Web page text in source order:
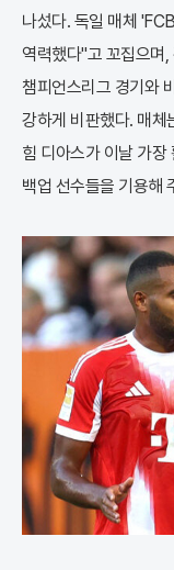
나섰다. 독일 매체
역력했다"고 꼬집으며
챔피언스리그 경기와
강하게 비판했다. 매체
힘 디아스가 이날 가장
백업 선수들을 기용해